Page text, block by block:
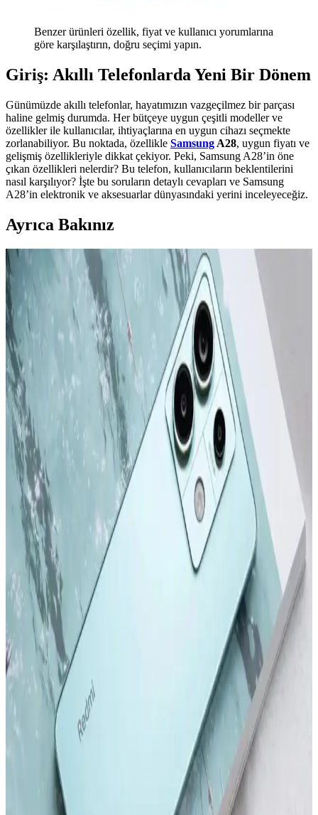
Benzer ürünleri özellik, fiyat ve kullanıcı yorumlarına
göre karşılaştırın, doğru seçimi yapın.
Giriş: Akıllı Telefonlarda Yeni Bir Dönem
Günümüzde akıllı telefonlar, hayatımızın vazgeçilmez bir parçası
haline gelmiş durumda. Her bütçeye uygun çeşitli modeller ve
özellikler ile kullanıcılar, ihtiyaçlarına en uygun cihazı seçmekte
zorlanabiliyor. Bu noktada, özellikle Samsung A28, uygun fiyatı ve
gelişmiş özellikleriyle dikkat çekiyor. Peki, Samsung A28’in öne
çıkan özellikleri nelerdir? Bu telefon, kullanıcıların beklentilerini
nasıl karşılıyor? İşte bu soruların detaylı cevapları ve Samsung
A28’in elektronik ve aksesuarlar dünyasındaki yerini inceleyeceğiz.
Ayrıca Bakınız
Apple iPhone 16 Plus 512GB Pembe Akıllı Telefon
Gelişmiş Tasarım ve Yüksek Performans
Apple iPhone 16 Plus, 512GB depolama, gelişmiş kamera
özellikleri ve dayanıklı tasarımıyla öne çıkıyor. Güçlü A18 Bionic
çip, uzun pil ömrü ve 5G desteğiyle üstün kullanıcı deneyimi sunar.
Apple iPhone 16 Pro Max 512GB Siyah: Gelişmiş
Kamera ve Yüksek Performanslı Akıllı Telefon
iPhone 16 Pro Max, titanyum tasarımı, 6,9 inç ekran ve gelişmiş
kameralarıyla öne çıkan yüksek performanslı akıllı telefon. Uzun pil
ömrü ve yenilikçi özellikleriyle kullanıcıların beklentilerini karşılar.
Apple iPhone Serisinin Güncel Modelleri ve
Gelecekteki Yenilikler Hakkında Bilgi
2022 ve sonrası iPhone modelleri, tasarım ve performans alanında
önemli adımlar atıyor. Yeni modeller ve teknolojik gelişmelerle ilgili
detaylar, kullanıcıların bilinçli tercihler yapmasını sağlıyor.
Samsung Galaxy S24 ve S24 Ultra Karşılaştırması:
Özellikler ve Kullanıcı Deneyimleri
Samsung Galaxy S24 ve S24 Ultra modellerinin tasarım, ekran,
kamera ve performans özelliklerini karşılaştırıyoruz. Güncellemeler
ve kullanıcı deneyimleriyle ilgili önemli bilgiler içerir.
Redmi Note 11 Pro ve Redmi Note 12 Pro
Karşılaştırması: Özellikler ve Farklar
Redmi Note 11 Pro ve Redmi Note 12 Pro modellerinin tasarım,
performans, kamera ve batarya özelliklerini karşılaştırıyoruz. Hangi
modelin ihtiyaçlarınıza uygun olduğunu belirlemenize yardımcı olur.
Samsung'un İlk Akıllı Telefonu ve Teknolojideki
Gelişimi Üzerine Detaylı İnceleme
Samsung'un ilk akıllı telefonu hakkında bilgi olmamakla birlikte,
markanın teknoloji yolculuğu ve Galaxy serisinin gelişimi öne